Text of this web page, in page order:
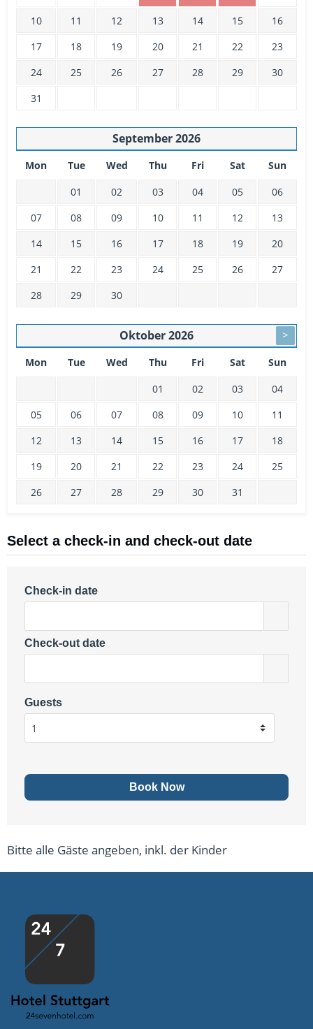
10
11 12 13 14 15
16
17
18 19 20 21 22
23
24
25 26 27 28 29
30
31
September2026
Mon Tue Wed Thu Fri Sat
Sun
01
02 03 04 05
06
07
08 09 10 11 12
13
14
15 16 17 18 19
20
21
22 23 24 25 26
27
28
29 30
Oktober2026 >
Mon Tue Wed Thu Fri Sat
Sun
01
02 03
04
05
06 07 08 09 10
11
12
13 14 15 16 17
18
19
20 21 22 23 24
25
26
27 28 29 30 31
Select a check-in and check-out date
Check-in date
Check-out date
Guests
Bitte alle Gäste angeben, inkl. der Kinder